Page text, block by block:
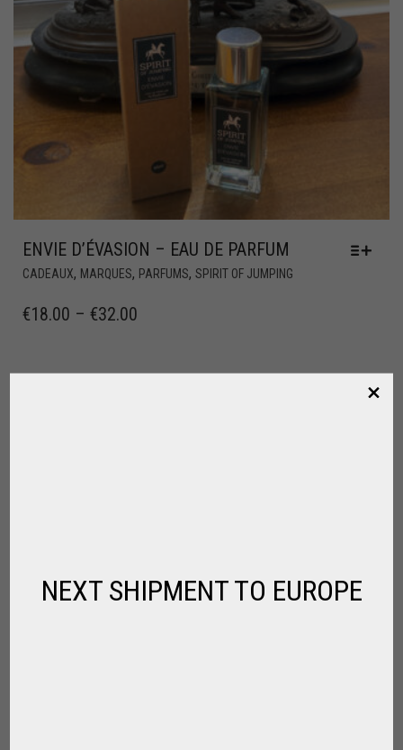
ENVIE D’ÉVASION – EAU DE PARFUM
CADEAUX, MARQUES, PARFUMS, SPIRIT OF JUMPING
€18.00 – €32.00
NEXT SHIPMENT TO EUROPE